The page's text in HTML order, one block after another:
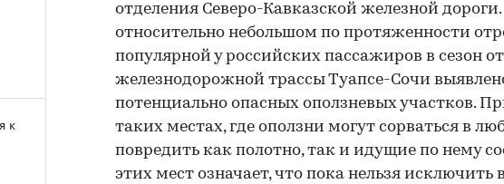
отделения Северо-Кавказской железной
относительно небольшом по протяженности
популярной у российских пассажиров в сезон
железнодорожной трассы Туапсе-Сочи
потенциально опасных оползневых участков.
таких местах, где оползни могут сорваться в
повредить как полотно, так и идущие по нему
этих мест означает, что пока нельзя
к